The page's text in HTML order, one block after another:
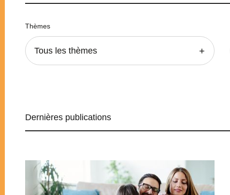
Thèmes
Tous les thèmes
Dernières publications